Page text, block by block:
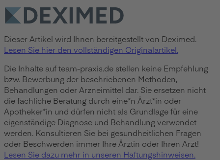
Dieser Artikel wird Ihnen bereitgestellt von Deximed.
Lesen Sie hier den vollständigen Originalartikel.
Die Inhalte auf team-praxis.de stellen keine Empfehlung
bzw. Bewerbung der beschriebenen Methoden,
Behandlungen oder Arzneimittel dar. Sie ersetzen nicht
die fachliche Beratung durch eine*n Ärzt*in oder
Apotheker*in und dürfen nicht als Grundlage für eine
eigenständige Diagnose und Behandlung verwendet
werden. Konsultieren Sie bei gesundheitlichen Fragen
oder Beschwerden immer Ihre Ärztin oder Ihren Arzt!
Lesen Sie dazu mehr in unseren Haftungshinweisen.